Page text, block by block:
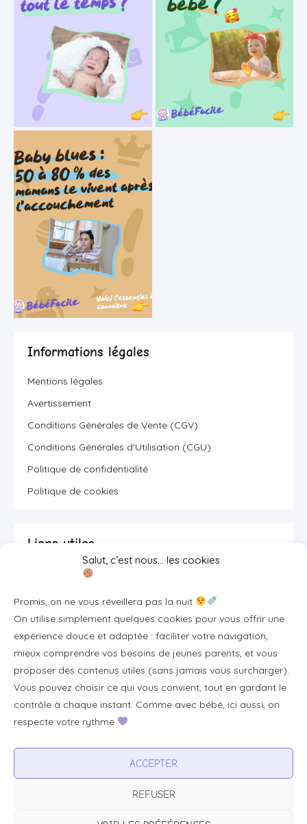
Salut, c’est nous… les cookies
Promis, on ne vous réveillera pas la nuit
On utilise simplement quelques cookies pour vous offrir une
expérience douce et adaptée : faciliter votre navigation,
mieux comprendre vos besoins de jeunes parents, et vous
proposer des contenus utiles (sans jamais vous surcharger).
Vous pouvez choisir ce qui vous convient, tout en gardant le
contrôle à chaque instant. Comme avec bébé, ici aussi, on
respecte votre rythme
ACCEPTER
REFUSER
Informations légales
Mentions légales
Avertissement
Conditions Générales de Vente (CGV)
Conditions Générales d'Utilisation (CGU)
Politique de confidentialité
Politique de cookies
Liens utiles
Se connecter/S'inscrire
FAQ / Livraison & accès
À propos
Plan du site
Tous les articles
Professionnels & partenariats
Visibilité pour votre marque
Proposer un produit ou un service